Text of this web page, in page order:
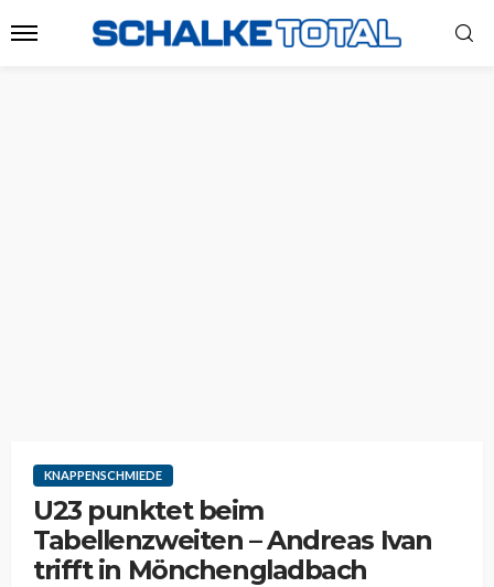
KNAPPENSCHMIEDE
U23 punktet beim
Tabellenzweiten – Andreas Ivan
trifft in Mönchengladbach